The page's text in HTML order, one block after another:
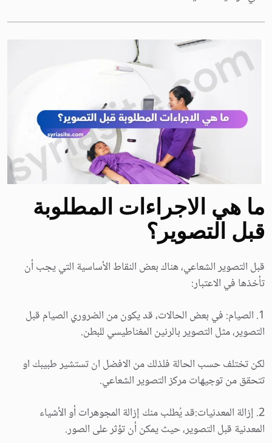
ما هي الاجراءات المطلوبة
قبل التصوير؟
قبل التصوير الشعاعي، هناك بعض النقاط الأساسية التي يجب أن
تأخذها في الاعتبار:
1. الصيام: في بعض الحالات، قد يكون من الضروري الصيام قبل
التصوير، مثل التصوير بالرنين المغناطيسي للبطن.
لكن تختلف حسب الحالة فلذلك من الافضل ان تستشير طبيبك او
تتحقق من توجيهات مركز التصوير الشعاعي.
2. إزالة المعدنيات:قد يُطلب منك إزالة المجوهرات أو الأشياء
المعدنية قبل التصوير، حيث يمكن أن تؤثر على الصور.